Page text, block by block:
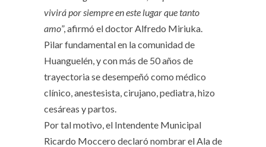
vivirá por siempre en este lugar que tanto
amo”, afirmó el doctor Alfredo Miriuka.
Pilar fundamental en la comunidad de
Huanguelén, y con más de 50 años de
trayectoria se desempeñó como médico
clínico, anestesista, cirujano, pediatra, hizo
cesáreas y partos.
Por tal motivo, el Intendente Municipal
Ricardo Moccero declaró nombrar el Ala de